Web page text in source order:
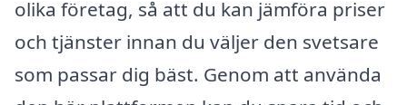
olika företag, så att du kan jämföra priser
och tjänster innan du väljer den svetsare
som passar dig bäst. Genom att använda